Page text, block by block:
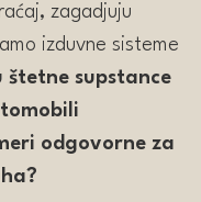
zagadjuju
izduvne sisteme
štetne supstance
odgovorne za